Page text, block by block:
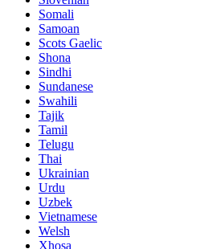
Somali
Samoan
Scots Gaelic
Shona
Sindhi
Sundanese
Swahili
Tajik
Tamil
Telugu
Thai
Ukrainian
Urdu
Uzbek
Vietnamese
Welsh
Xhosa